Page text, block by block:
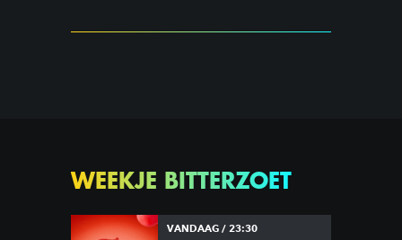
WEEKJE BITTERZOET
VANDAAG / 23:30